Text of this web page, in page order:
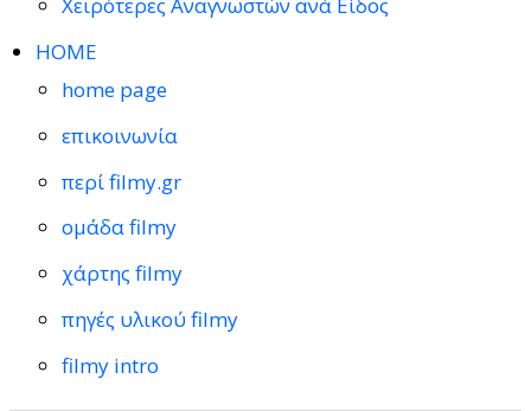
Χειρότερες Αναγνωστών ανά Είδος
HOME
home page
επικοινωνία
περί filmy.gr
ομάδα filmy
χάρτης filmy
πηγές υλικού filmy
filmy intro